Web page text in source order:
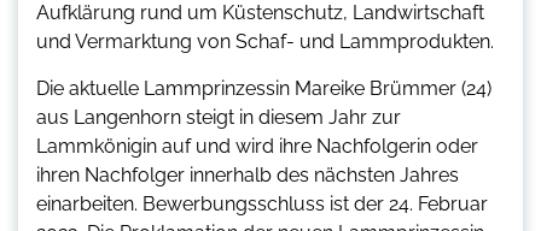
Aufklärung rund um Küstenschutz, Landwirtschaft
und Vermarktung von Schaf- und Lammprodukten.
Die aktuelle Lammprinzessin Mareike Brümmer (24)
aus Langenhorn steigt in diesem Jahr zur
Lammkönigin auf und wird ihre Nachfolgerin oder
ihren Nachfolger innerhalb des nächsten Jahres
einarbeiten. Bewerbungsschluss ist der 24. Februar